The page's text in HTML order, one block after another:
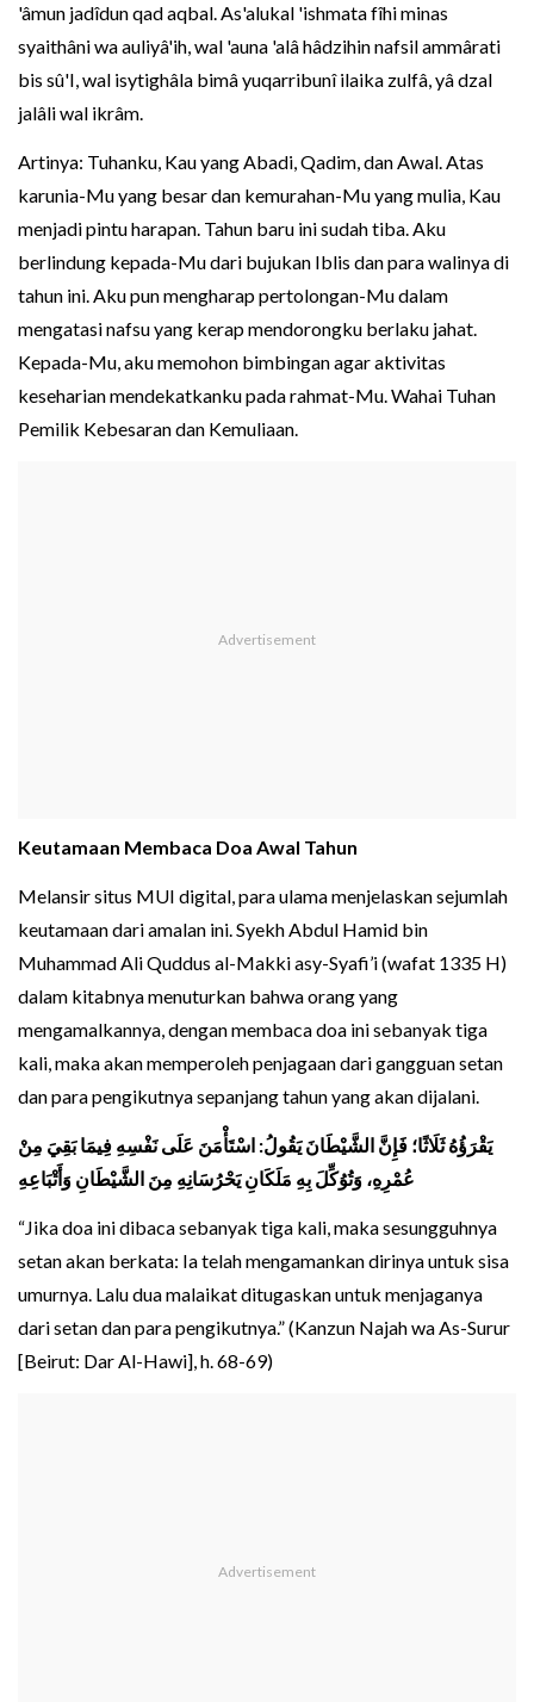
'âmun jadîdun qad aqbal. As'alukal 'ishmata fîhi minas
syaithâni wa auliyâ'ih, wal 'auna 'alâ hâdzihin nafsil ammârati
bis sû'I, wal isytighâla bimâ yuqarribunî ilaika zulfâ, yâ dzal
jalâli wal ikrâm.
Artinya: Tuhanku, Kau yang Abadi, Qadim, dan Awal. Atas
karunia-Mu yang besar dan kemurahan-Mu yang mulia, Kau
menjadi pintu harapan. Tahun baru ini sudah tiba. Aku
berlindung kepada-Mu dari bujukan Iblis dan para walinya di
tahun ini. Aku pun mengharap pertolongan-Mu dalam
mengatasi nafsu yang kerap mendorongku berlaku jahat.
Kepada-Mu, aku memohon bimbingan agar aktivitas
keseharian mendekatkanku pada rahmat-Mu. Wahai Tuhan
Pemilik Kebesaran dan Kemuliaan.
Keutamaan Membaca Doa Awal Tahun
Melansir situs MUI digital, para ulama menjelaskan sejumlah
keutamaan dari amalan ini. Syekh Abdul Hamid bin
Muhammad Ali Quddus al-Makki asy-Syafi’i (wafat 1335 H)
dalam kitabnya menuturkan bahwa orang yang
mengamalkannya, dengan membaca doa ini sebanyak tiga
kali, maka akan memperoleh penjagaan dari gangguan setan
dan para pengikutnya sepanjang tahun yang akan dijalani.
يَقْرَؤُهُ ثَلَاثًا؛ فَإِنَّ الشَّيْطَانَ يَقُولُ: اسْتَأْمَنَ عَلَى نَفْسِهِ فِيمَا بَقِيَ مِنْ
عُمْرِهِ، وَتُوُكِّلَ بِهِ مَلَكَانِ يَحْرُسَانِهِ مِنَ الشَّيْطَانِ وَأَتْبَاعِهِ
“Jika doa ini dibaca sebanyak tiga kali, maka sesungguhnya
setan akan berkata: Ia telah mengamankan dirinya untuk sisa
umurnya. Lalu dua malaikat ditugaskan untuk menjaganya
dari setan dan para pengikutnya.” (Kanzun Najah wa As-Surur
[Beirut: Dar Al-Hawi], h. 68-69)